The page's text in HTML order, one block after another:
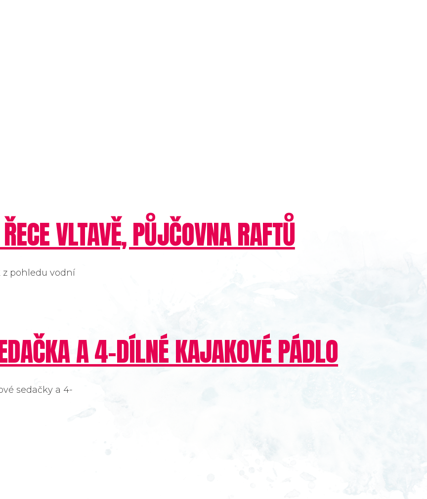
VLTAVĚ, PŮJČOVNA RAFTŮ
z pohledu vodní
A 4-DÍLNÉ KAJAKOVÉ PÁDLO
sedačky a 4-